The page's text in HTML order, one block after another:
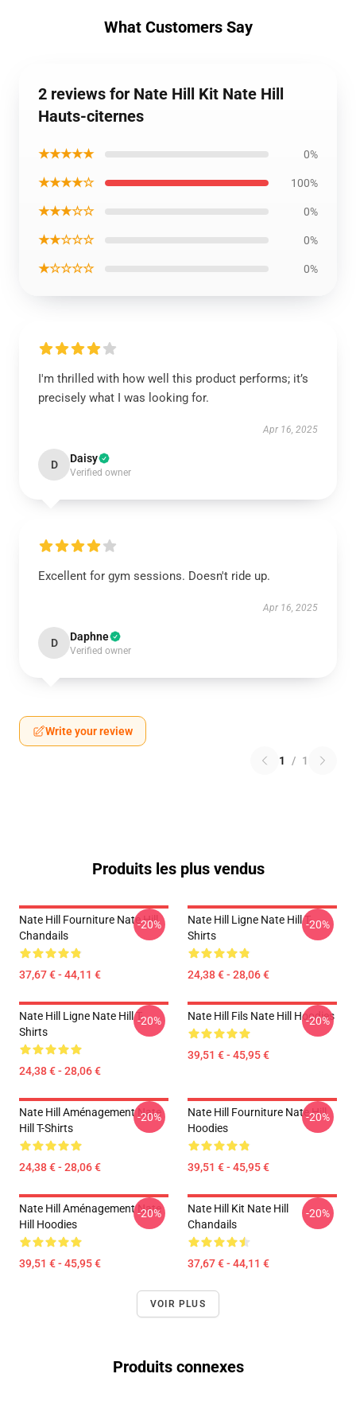
What Customers Say
2 reviews for Nate Hill Kit Nate Hill
Hauts-citernes
★★★★★ 0%
★★★★☆ 100%
★★★☆☆ 0%
★★☆☆☆ 0%
★☆☆☆☆ 0%
I'm thrilled with how well this product performs; it’s
precisely what I was looking for.
Apr 16, 2025
D Daisy
Verified owner
Excellent for gym sessions. Doesn't ride up.
Apr 16, 2025
D Daphne
Verified owner
Write your review
1 / 1
Produits les plus vendus
Nate Hill Fourniture Nate Hill
Chandails
37,67 € - 44,11 €
-20%
Nate Hill Ligne Nate Hill T-
Shirts
24,38 € - 28,06 €
-20%
Nate Hill Ligne Nate Hill T-
Shirts
24,38 € - 28,06 €
-20% Nate Hill Fils Nate Hill Hoodies
39,51 € - 45,95 €
-20%
Nate Hill Aménagement Nate
Hill T-Shirts
24,38 € - 28,06 €
-20%
Nate Hill Fourniture Nate Hill
Hoodies
39,51 € - 45,95 €
-20%
Nate Hill Aménagement Nate
Hill Hoodies
39,51 € - 45,95 €
-20%
Nate Hill Kit Nate Hill
Chandails
37,67 € - 44,11 €
-20%
VOIR PLUS
Produits connexes